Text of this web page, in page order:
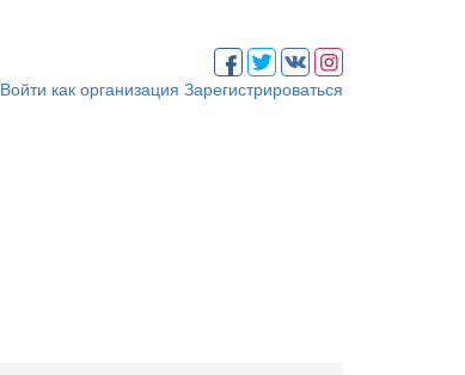
Войти как организация Зарегистрироваться